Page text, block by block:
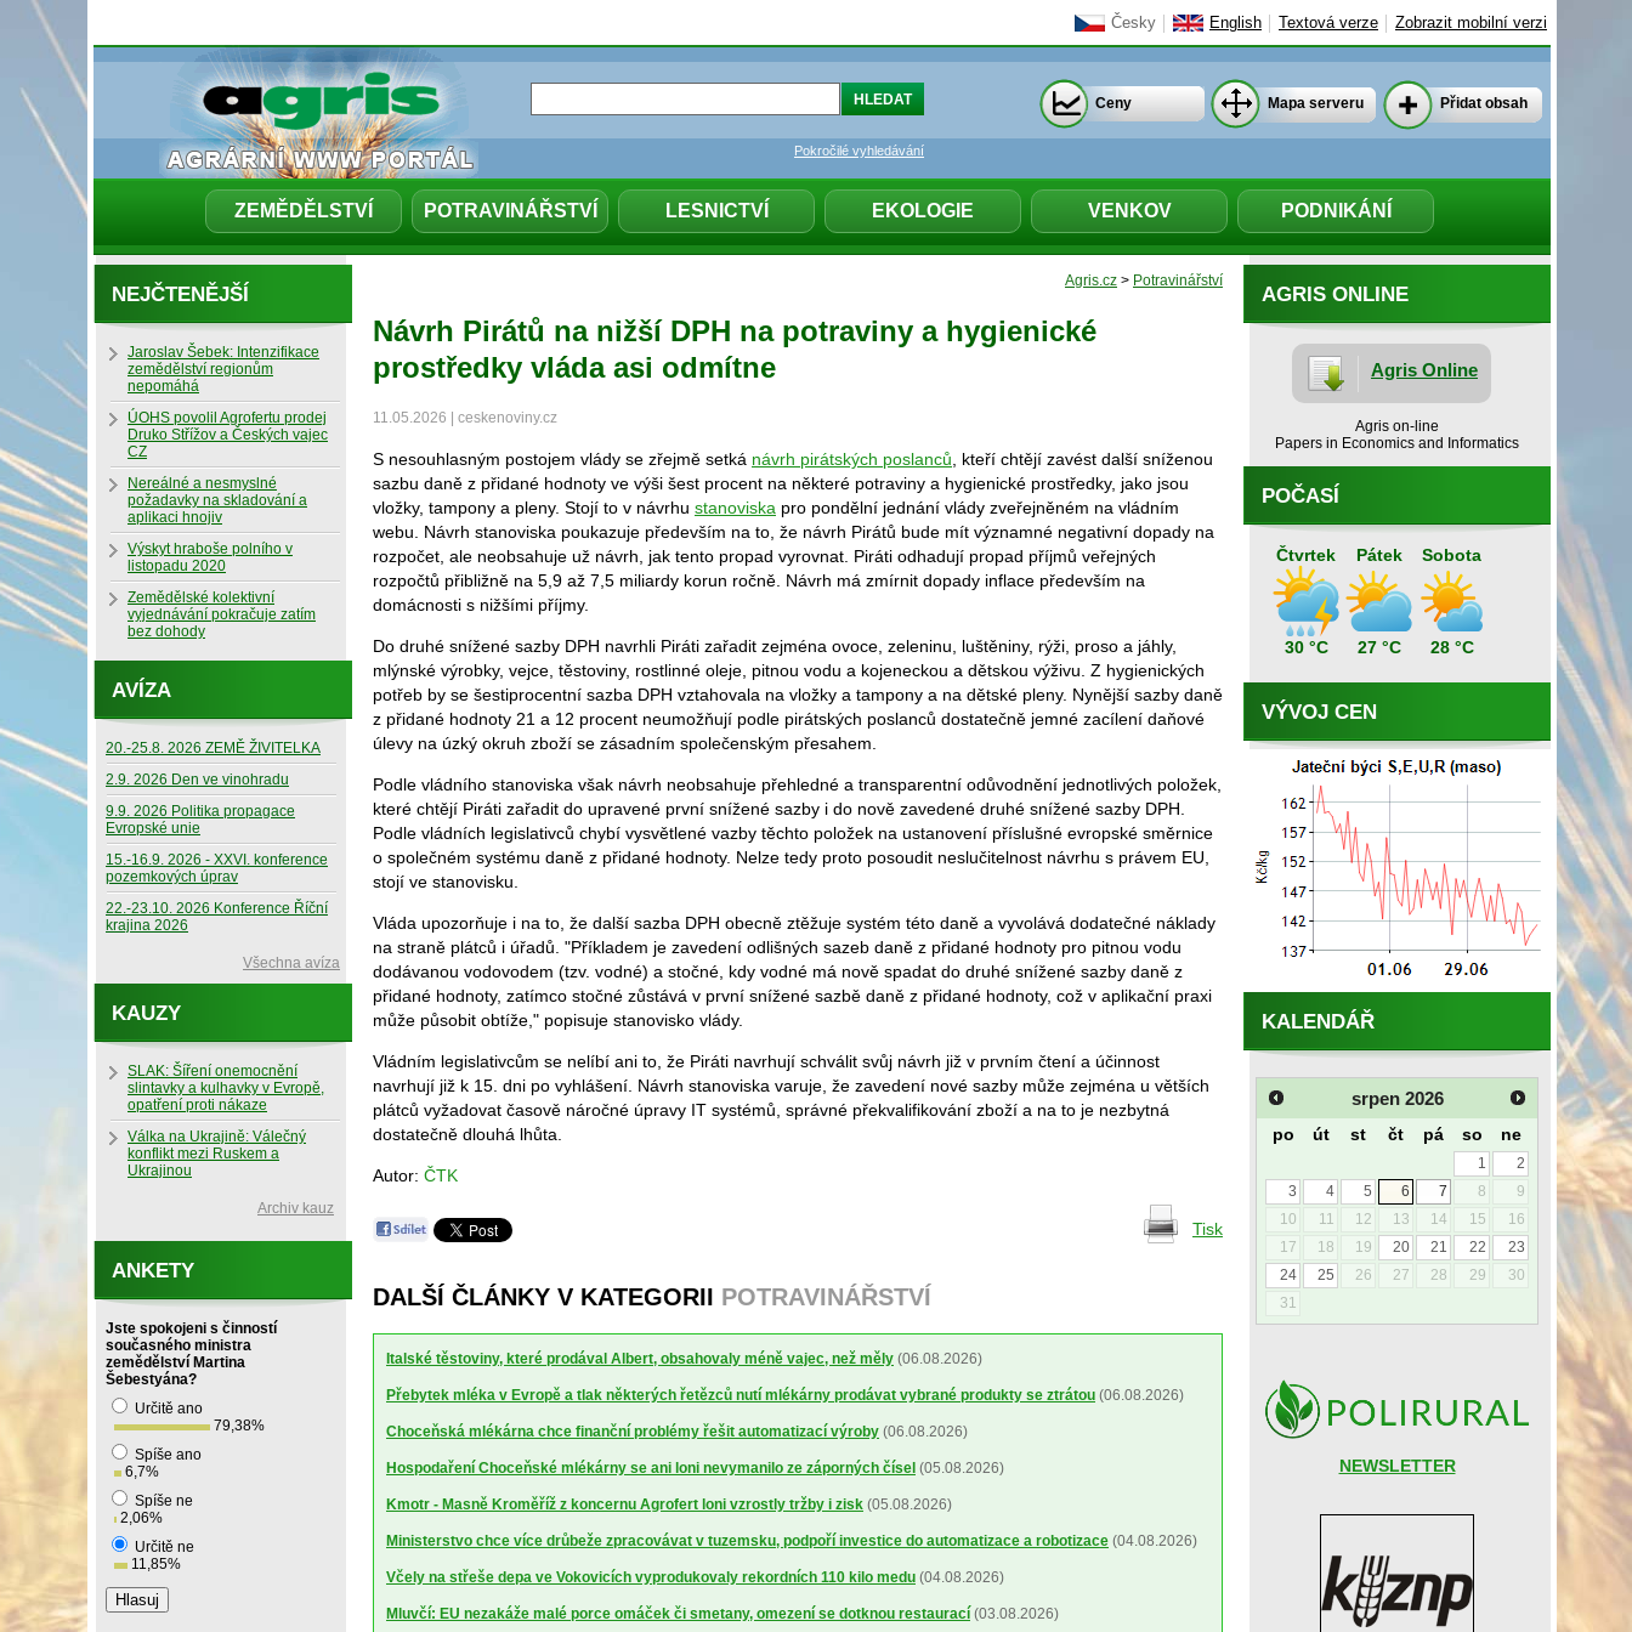
Česky English Textová verze Zobrazit mobilní verzi
ZEMĚDĚLSTVÍ POTRAVINÁŘSTVÍ LESNICTVÍ EKOLOGIE VENKOV PODNIKÁNÍ
Pokročilé vyhledávání
Ceny Mapa serveru Přidat obsah
Agris.cz > Potravinářství
Návrh Pirátů na nižší DPH na potraviny a hygienické
prostředky vláda asi odmítne
11.05.2026 | ceskenoviny.cz
S nesouhlasným postojem vlády se zřejmě setká návrh pirátských poslanců , kteří chtějí zavést další sníženou
sazbu daně z přidané hodnoty ve výši šest procent na některé potraviny a hygienické prostředky, jako jsou
vložky, tampony a pleny. Stojí to v návrhu stanoviska pro pondělní jednání vlády zveřejněném na vládním
webu. Návrh stanoviska poukazuje především na to, že návrh Pirátů bude mít významné negativní dopady na
rozpočet, ale neobsahuje už návrh, jak tento propad vyrovnat. Piráti odhadují propad příjmů veřejných
rozpočtů přibližně na 5,9 až 7,5 miliardy korun ročně. Návrh má zmírnit dopady inflace především na
domácnosti s nižšími příjmy.
Do druhé snížené sazby DPH navrhli Piráti zařadit zejména ovoce, zeleninu, luštěniny, rýži, proso a jáhly,
mlýnské výrobky, vejce, těstoviny, rostlinné oleje, pitnou vodu a kojeneckou a dětskou výživu. Z hygienických
potřeb by se šestiprocentní sazba DPH vztahovala na vložky a tampony a na dětské pleny. Nynější sazby daně
z přidané hodnoty 21 a 12 procent neumožňují podle pirátských poslanců dostatečně jemné zacílení daňové
úlevy na úzký okruh zboží se zásadním společenským přesahem.
Podle vládního stanoviska však návrh neobsahuje přehledné a transparentní odůvodnění jednotlivých položek,
které chtějí Piráti zařadit do upravené první snížené sazby i do nově zavedené druhé snížené sazby DPH.
Podle vládních legislativců chybí vysvětlené vazby těchto položek na ustanovení příslušné evropské směrnice
o společném systému daně z přidané hodnoty. Nelze tedy proto posoudit neslučitelnost návrhu s právem EU,
stojí ve stanovisku.
Vláda upozorňuje i na to, že další sazba DPH obecně ztěžuje systém této daně a vyvolává dodatečné náklady
na straně plátců i úřadů. "Příkladem je zavedení odlišných sazeb daně z přidané hodnoty pro pitnou vodu
dodávanou vodovodem (tzv. vodné) a stočné, kdy vodné má nově spadat do druhé snížené sazby daně z
přidané hodnoty, zatímco stočné zůstává v první snížené sazbě daně z přidané hodnoty, což v aplikační praxi
může působit obtíže," popisuje stanovisko vlády.
Vládním legislativcům se nelíbí ani to, že Piráti navrhují schválit svůj návrh již v prvním čtení a účinnost
navrhují již k 15. dni po vyhlášení. Návrh stanoviska varuje, že zavedení nové sazby může zejména u větších
plátců vyžadovat časově náročné úpravy IT systémů, správné překvalifikování zboží a na to je nezbytná
dostatečně dlouhá lhůta.
Autor: ČTK
Tisk
DALŠÍ ČLÁNKY V KATEGORII POTRAVINÁŘSTVÍ
Italské těstoviny, které prodával Albert, obsahovaly méně vajec, než měly (06.08.2026)
Přebytek mléka v Evropě a tlak některých řetězců nutí mlékárny prodávat vybrané produkty se ztrátou (06.08.2026)
Choceňská mlékárna chce finanční problémy řešit automatizací výroby (06.08.2026)
Hospodaření Choceňské mlékárny se ani loni nevymanilo ze záporných čísel (05.08.2026)
Kmotr - Masně Kroměříž z koncernu Agrofert loni vzrostly tržby i zisk (05.08.2026)
Ministerstvo chce více drůbeže zpracovávat v tuzemsku, podpoří investice do automatizace a robotizace (04.08.2026)
Včely na střeše depa ve Vokovicích vyprodukovaly rekordních 110 kilo medu (04.08.2026)
Mluvčí: EU nezakáže malé porce omáček či smetany, omezení se dotknou restaurací (03.08.2026)
AGRIS ONLINE
Agris Online
Agris on-line
Papers in Economics and Informatics
POČASÍ
Čtvrtek
30 °C
Pátek
27 °C
Sobota
28 °C
VÝVOJ CEN
KALENDÁŘ
srpen 2026
po út st čt pá so ne
1
2
3
4 5 6 7 8
9
10
11 12 13 14 15
16
17
18 19 20 21 22
23
24
25 26 27 28 29
30
31
NEWSLETTER
NEJČTENĚJŠÍ
Jaroslav Šebek: Intenzifikace
zemědělství regionům
nepomáhá
ÚOHS povolil Agrofertu prodej
Druko Střížov a Českých vajec
CZ
Nereálné a nesmyslné
požadavky na skladování a
aplikaci hnojiv
Výskyt hraboše polního v
listopadu 2020
Zemědělské kolektivní
vyjednávání pokračuje zatím
bez dohody
AVÍZA
20.-25.8. 2026 ZEMĚ ŽIVITELKA
2.9. 2026 Den ve vinohradu
9.9. 2026 Politika propagace
Evropské unie
15.-16.9. 2026 - XXVI. konference
pozemkových úprav
22.-23.10. 2026 Konference Říční
krajina 2026
Všechna avíza
KAUZY
SLAK: Šíření onemocnění
slintavky a kulhavky v Evropě,
opatření proti nákaze
Válka na Ukrajině: Válečný
konflikt mezi Ruskem a
Ukrajinou
Archiv kauz
ANKETY
Jste spokojeni s činností
současného ministra
zemědělství Martina
Šebestyána?
Určitě ano
79,38%
Spíše ano
6,7%
Spíše ne
2,06%
Určitě ne
11,85%